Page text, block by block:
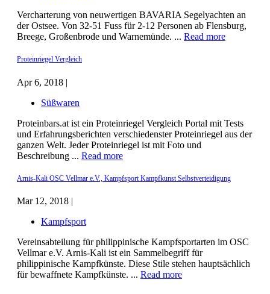
Vercharterung von neuwertigen BAVARIA Segelyachten an
der Ostsee. Von 32-51 Fuss für 2-12 Personen ab Flensburg,
Breege, Großenbrode und Warnemünde. ... Read more
Proteinriegel Vergleich
Apr 6, 2018 |
Süßwaren
Proteinbars.at ist ein Proteinriegel Vergleich Portal mit Tests
und Erfahrungsberichten verschiedenster Proteinriegel aus der
ganzen Welt. Jeder Proteinriegel ist mit Foto und
Beschreibung ... Read more
Arnis-Kali OSC Vellmar e.V., Kampfsport Kampfkunst Selbstverteidigung
Mar 12, 2018 |
Kampfsport
Vereinsabteilung für philippinische Kampfsportarten im OSC
Vellmar e.V. Arnis-Kali ist ein Sammelbegriff für
philippinische Kampfkünste. Diese Stile stehen hauptsächlich
für bewaffnete Kampfkünste. ... Read more